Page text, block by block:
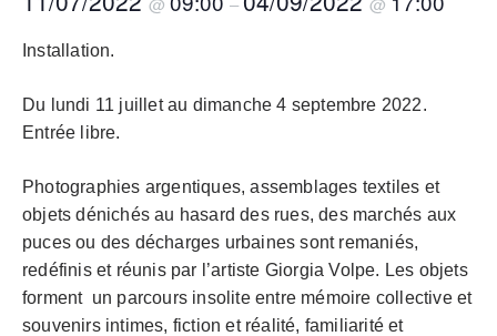
Installation.
Du lundi 11 juillet au dimanche 4 septembre 2022.
Entrée libre.
Photographies argentiques, assemblages textiles et
objets dénichés au hasard des rues, des marchés aux
puces ou des décharges urbaines sont remaniés,
redéfinis et réunis par l’artiste Giorgia Volpe. Les objets
forment un parcours insolite entre mémoire collective et
souvenirs intimes, fiction et réalité, familiarité et